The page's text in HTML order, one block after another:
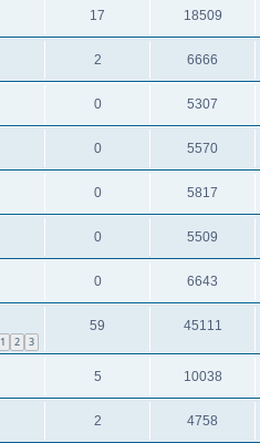
17 18509
2 6666
0 5307
0 5570
0 5817
0 5509
0 6643
1 2 3
59 45111
5 10038
2 4758